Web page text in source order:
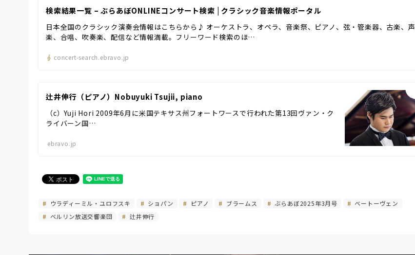
検索結果一覧 – ぶらあぼONLINEコンサート検索 | クラシック音楽情報ポータル
日本全国のクラシック演奏会情報はこちらから♪ オーケストラ、オペラ、音楽祭、ピアノ、弦・管楽器、古楽、声
楽、合唱、吹奏楽、配信など情報満載。フリーワード検索のほ…
concert-search.ebravo.jp
辻井伸行（ピアノ）Nobuyuki Tsujii, piano
（c）Yuji Hori 2009年6月に米国テキサス州フォートワースで行われた第13回ヴァン・ク
ライバーン国…
ebravo.jp
ウラディーミル・ユロフスキ ショパン ピアノ ブラームス ぶらあぼ2025年3月号
ベートーヴェン
ベルリン放送交響楽団
辻井伸行